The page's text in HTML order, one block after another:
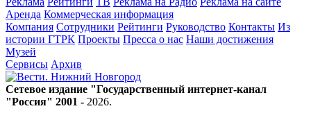
Аренда Коммерческая информация
Компания Сотрудники Рейтинги Руководство Контакты Из
истории ГТРК Проекты Пресса о нас Наши достижения
Музей
Сервисы Архив
Сетевое издание "Государственный интернет-канал
"Россия" 2001 - 2026.